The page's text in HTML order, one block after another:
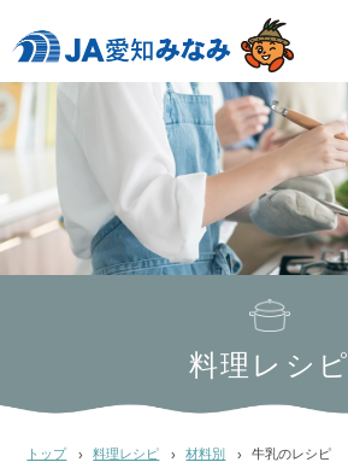
料理レシピ
トップ 料理レシピ 材料別 牛乳のレシピ